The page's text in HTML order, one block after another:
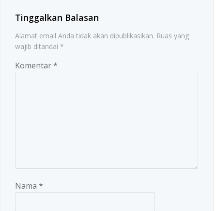
Tinggalkan Balasan
Alamat email Anda tidak akan dipublikasikan. Ruas yang
wajib ditandai *
Komentar*
Nama *